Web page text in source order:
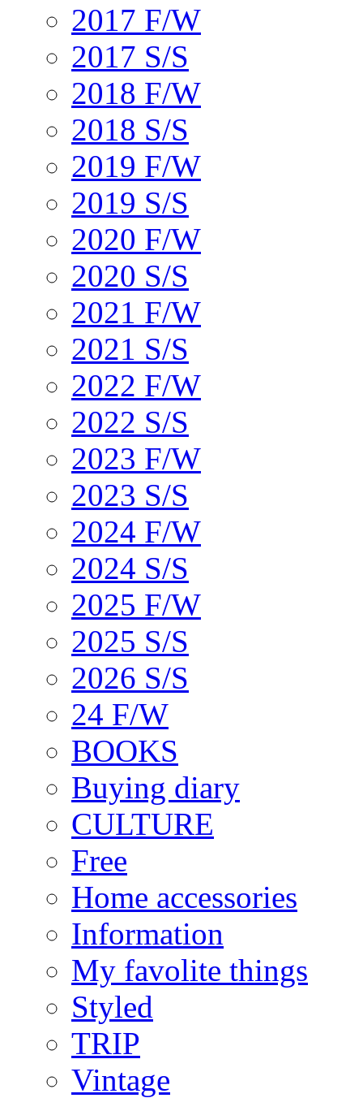
2017 F/W
2017 S/S
2018 F/W
2018 S/S
2019 F/W
2019 S/S
2020 F/W
2020 S/S
2021 F/W
2021 S/S
2022 F/W
2022 S/S
2023 F/W
2023 S/S
2024 F/W
2024 S/S
2025 F/W
2025 S/S
2026 S/S
24 F/W
BOOKS
Buying diary
CULTURE
Free
Home accessories
Information
My favolite things
Styled
TRIP
Vintage